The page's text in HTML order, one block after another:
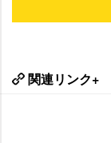
関連リンク+